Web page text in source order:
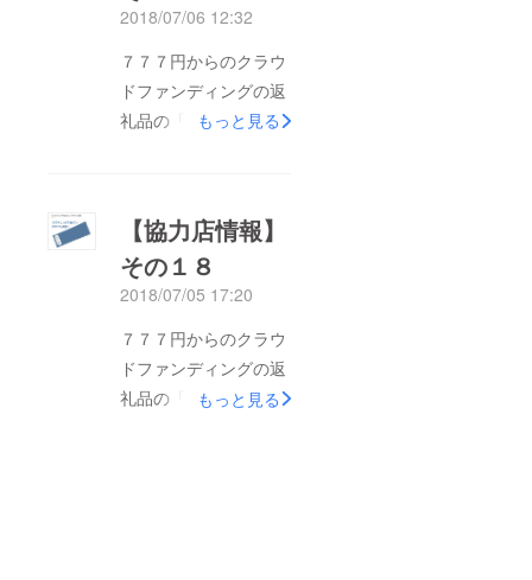
場所は、府中市民活動
OrangeBootsさんにて
です。当日ドローンで
撮影した動画を編集し
します。ぜひご参加い
ただければと思いま
す。ご参加希望の方は
で「参加予定」として
いただけますよ、お願
いいたします。
2018/07/06 12:32
７７７円からのクラウ
ドファンディングの返
礼品の「ミズベリング
ンディングは達成いた
しました！ありがとう
ございます！協力店さ
まご紹介のいよいよラ
ストはこちら。Bar
Garden「ミズベリン
グオリジナルカクテ
もっと見る
【協力店情報】
その１８
2018/07/05 17:20
７７７円からのクラウ
ドファンディングの返
礼品の「ミズベリング
もっと見る